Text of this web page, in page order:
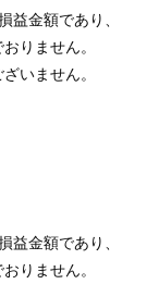
金額であり、
りません。
いません。
金額であり、
りません。